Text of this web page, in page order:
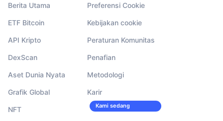
Berita Utama
ETF Bitcoin
API Kripto
DexScan
Aset Dunia Nyata
Grafik Global
NFT
Preferensi Cookie
Kebijakan cookie
Peraturan Komunitas
Penafian
Metodologi
Karir
Kami sedang
merekrut!